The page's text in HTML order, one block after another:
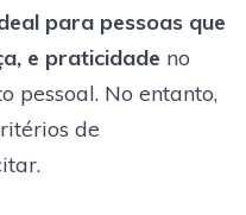
para pessoas que
e praticidade no
pessoal. No entanto,
de